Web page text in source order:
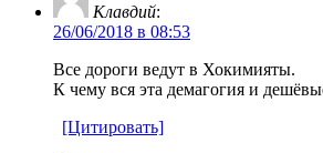
Клавдий:
26/06/2018 в 08:53
Все дороги ведут в Хокимияты.
К чему вся эта демагогия и
[Цитировать]